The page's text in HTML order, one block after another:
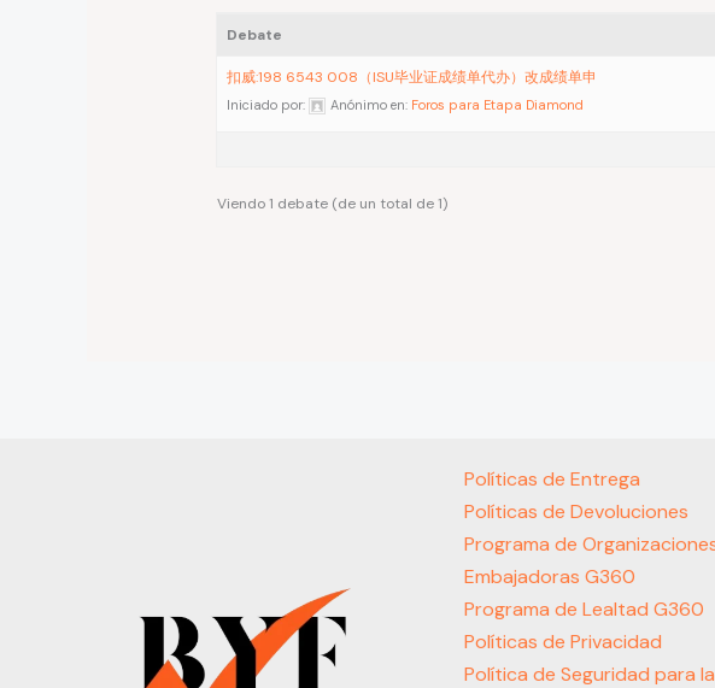
Debate
扣威:198 6543 008（ISU毕业证成绩单代办）改成绩单申
Iniciado por: Anónimo en: Foros para Etapa Diamond
Viendo 1 debate (de un total de 1)
Políticas de Entrega
Políticas de Devoluciones
Programa de
Embajadoras G360
Programa de Lealtad G360
Políticas de Privacidad
Política de Seguridad para la